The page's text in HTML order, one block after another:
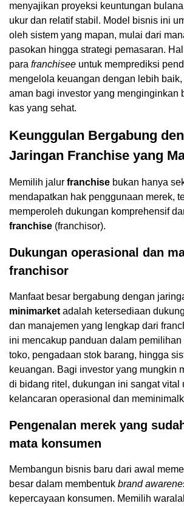
menyajikan proyeksi keuntungan
ukur dan relatif stabil. Model bisnis ini
oleh sistem yang mapan, mulai dari
pasokan hingga strategi pemasaran.
para franchisee untuk memprediksi
mengelola keuangan dengan lebih
aman bagi investor yang menginginkan
kas yang sehat.
Keunggulan Bergabung
Jaringan Franchise yang
Memilih jalur franchise bukan hanya
mendapatkan hak penggunaan merek,
memperoleh dukungan komprehensif
franchise (franchisor).
Dukungan operasional dan
franchisor
Manfaat besar bergabung dengan
minimarket adalah ketersediaan
dan manajemen yang lengkap dari
ini mencakup panduan dalam
toko, pengadaan stok barang, hingga
keuangan. Bagi investor yang mungkin
di bidang ritel, dukungan ini sangat vital
kelancaran operasional dan
Pengenalan merek yang
mata konsumen
Membangun bisnis baru dari awal
besar dalam membentuk brand
kepercayaan konsumen. Memilih